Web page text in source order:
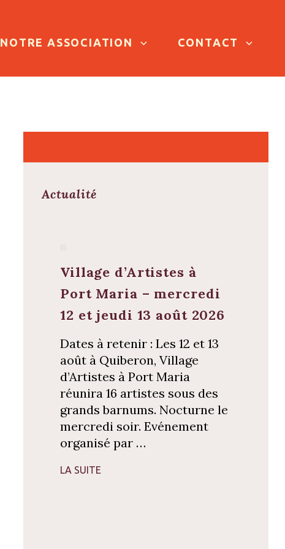
NOTRE ASSOCIATION CONTACT
Actualité
Village d’Artistes à
Port Maria – mercredi
12 et jeudi 13 août 2026
Dates à retenir : Les 12 et 13
août à Quiberon, Village
d’Artistes à Port Maria
réunira 16 artistes sous des
grands barnums. Nocturne le
mercredi soir. Evénement
organisé par …
LA SUITE